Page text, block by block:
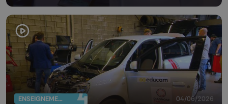
ENSEIGNEMENT 04/06/2026